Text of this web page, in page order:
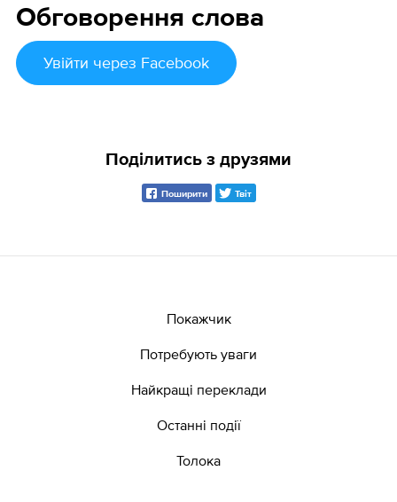
Обговорення слова
Увійти через Facebook
Поділитись з друзями
Поширити Твіт
Покажчик
Потребують уваги
Найкращі переклади
Останні події
Толока